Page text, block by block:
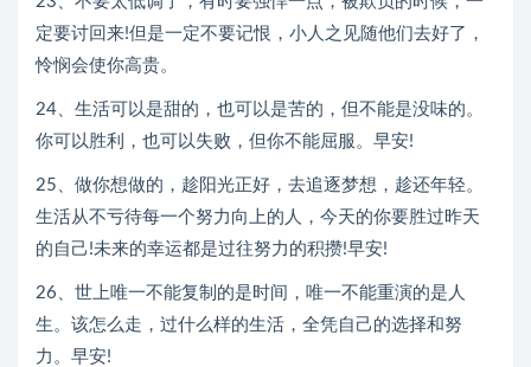
定要讨回来!但是一定不要记恨，小人之见随他们去好了，
怜悯会使你高贵。
24、生活可以是甜的，也可以是苦的，但不能是没味的。
你可以胜利，也可以失败，但你不能屈服。早安!
25、做你想做的，趁阳光正好，去追逐梦想，趁还年轻。
生活从不亏待每一个努力向上的人，今天的你要胜过昨天
的自己!未来的幸运都是过往努力的积攒!早安!
26、世上唯一不能复制的是时间，唯一不能重演的是人
生。该怎么走，过什么样的生活，全凭自己的选择和努
力。早安!